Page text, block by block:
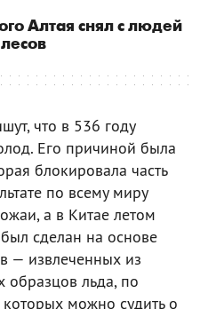
Алтая снял с людей
что в 536 году
Его причиной была
блокировала часть
по всему миру
а в Китае летом
сделан на основе
— извлеченных из
образцов льда, по
можно судить о